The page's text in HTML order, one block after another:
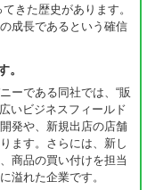
きた歴史があります。
成長であるという確信
。
ーである同社では、“販
いビジネスフィールド
発や、新規出店の店舗
ます。さらには、新し
商品の買い付けを担当
溢れた企業です。